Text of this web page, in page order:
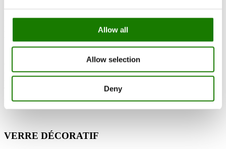
Allow all
Allow selection
Deny
décoratifs dans la chambre de combustion. Choisissez des bûches en
céramique pour un aspect classique ou des décorations en
Toutes les solutions sont conçues pour s’intégrer naturellement à la
cheminée.
VERRE DÉCORATIF